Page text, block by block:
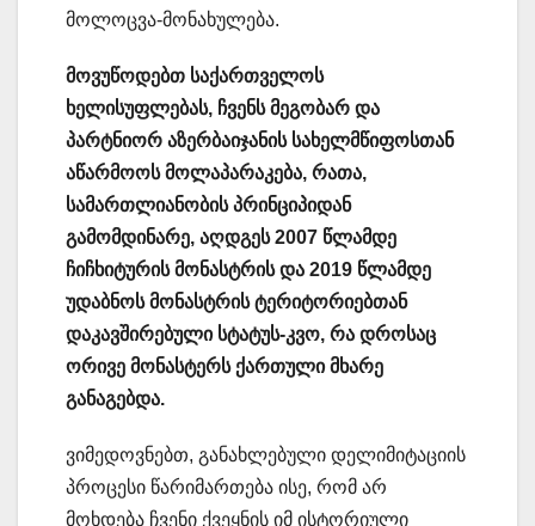
მოლოცვა-მონახულება.
მოვუწოდებთ საქართველოს
ხელისუფლებას, ჩვენს მეგობარ და
პარტნიორ აზერბაიჯანის სახელმწიფოსთან
აწარმოოს მოლაპარაკება, რათა,
სამართლიანობის პრინციპიდან
გამომდინარე, აღდგეს 2007 წლამდე
ჩიჩხიტურის მონასტრის და 2019 წლამდე
უდაბნოს მონასტრის ტერიტორიებთან
დაკავშირებული სტატუს-კვო, რა დროსაც
ორივე მონასტერს ქართული მხარე
განაგებდა.
ვიმედოვნებთ, განახლებული დელიმიტაციის
პროცესი წარიმართება ისე, რომ არ
მოხდება ჩვენი ქვეყნის იმ ისტორიული